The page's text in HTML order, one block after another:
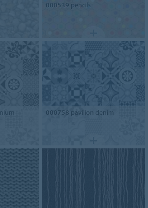
000539 pencils
000758 pavilion denim